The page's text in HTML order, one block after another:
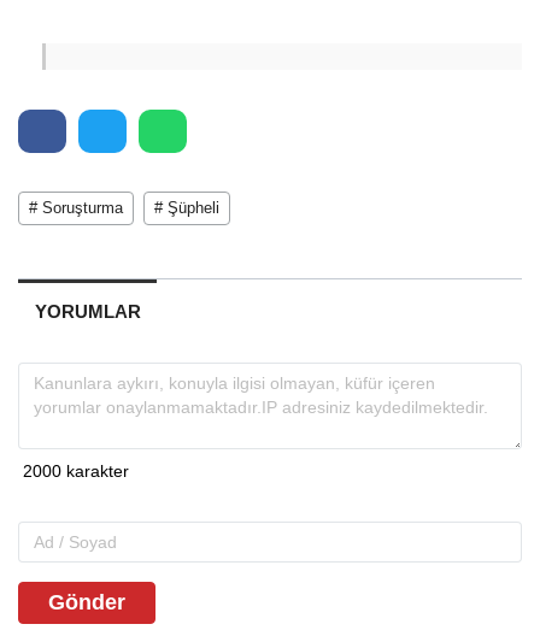
# Soruşturma # Şüpheli
YORUMLAR
Gönder